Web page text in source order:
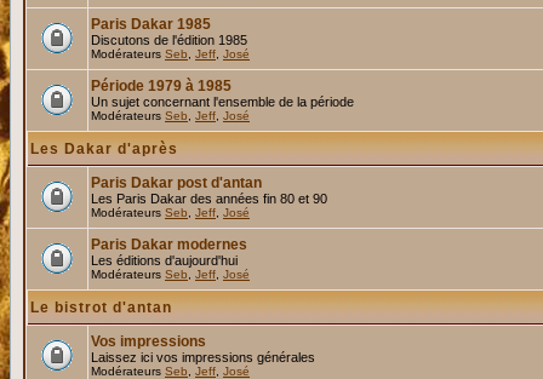
Paris Dakar 1985
Discutons de l'édition 1985
Modérateurs Seb Jeff José
Période 1979 à 1985
Un sujet concernant l'ensemble de la période
Modérateurs Seb Jeff José
Les Dakar d'après
Paris Dakar post d'antan
Les Paris Dakar des années fin 80 et 90
Modérateurs Seb Jeff José
Paris Dakar modernes
Les éditions d'aujourd'hui
Modérateurs Seb Jeff José
Le bistrot d'antan
Vos impressions
Laissez ici vos impressions générales
Modérateurs Seb Jeff José